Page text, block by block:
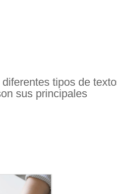
tipos de
sus principales